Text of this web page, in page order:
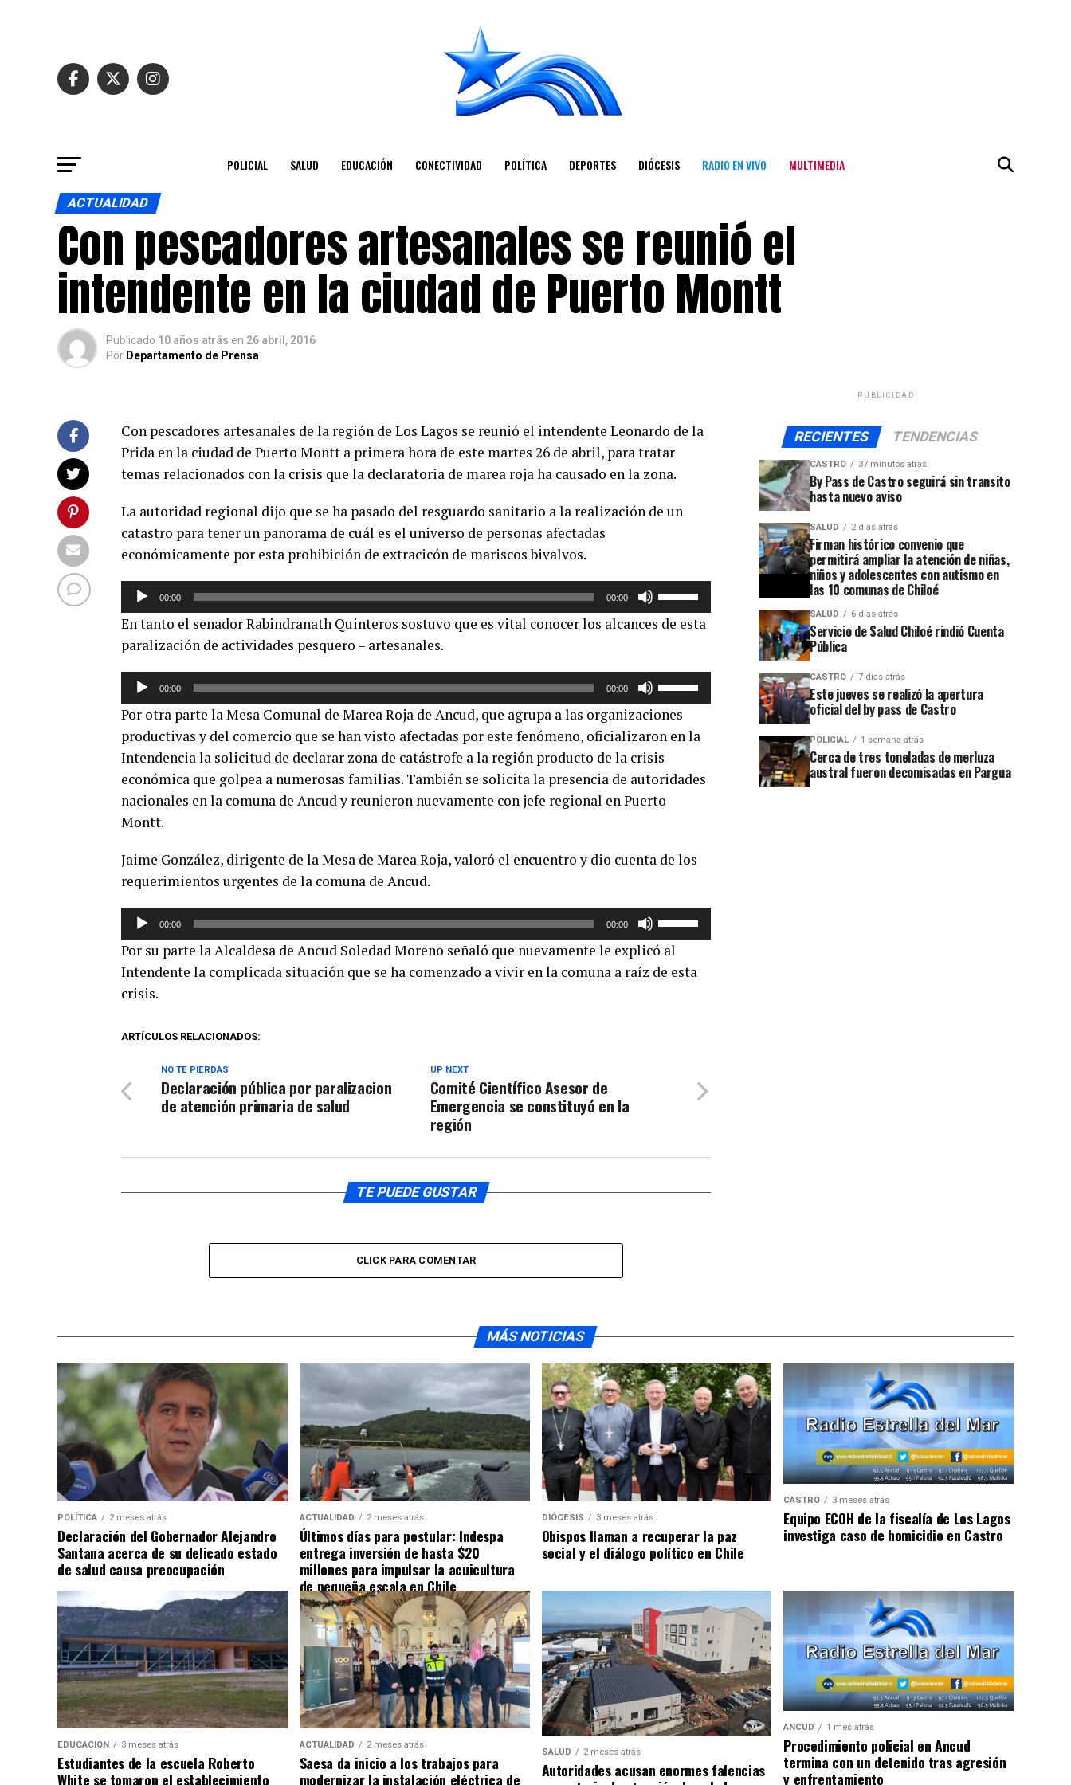
POLICIAL SALUD EDUCACIÓN CONECTIVIDAD POLÍTICA DEPORTES DIÓCESIS RADIO EN VIVO MULTIMEDIA
ACTUALIDAD
Con pescadores artesanales se reunió el
intendente en la ciudad de Puerto Montt
Publicado 10 años atrás en 26 abril, 2016
Por Departamento de Prensa
Con pescadores artesanales de la región de Los Lagos se reunió el intendente Leonardo de la
Prida en la ciudad de Puerto Montt a primera hora de este martes 26 de abril, para tratar
temas relacionados con la crisis que la declaratoria de marea roja ha causado en la zona.
La autoridad regional dijo que se ha pasado del resguardo sanitario a la realización de un
catastro para tener un panorama de cuál es el universo de personas afectadas
económicamente por esta prohibición de extracicón de mariscos bivalvos.
Reproductor
audio
00:00 00:00
teclas
arriba/abajo
para
aumentar
o
disminuir
el
volumen.
En tanto el senador Rabindranath Quinteros sostuvo que es vital conocer los alcances de esta
paralización de actividades pesquero – artesanales.
Reproductor
audio
00:00 00:00
teclas
de
flecha
arriba/abajo
disminuir
Por otra parte la Mesa Comunal de Marea Roja de Ancud, que agrupa a las organizaciones
productivas y del comercio que se han visto afectadas por este fenómeno, oficializaron en la
Intendencia la solicitud de declarar zona de catástrofe a la región producto de la crisis
económica que golpea a numerosas familias. También se solicita la presencia de autoridades
nacionales en la comuna de Ancud y reunieron nuevamente con jefe regional en Puerto
Montt.
Jaime González, dirigente de la Mesa de Marea Roja, valoró el encuentro y dio cuenta de los
requerimientos urgentes de la comuna de Ancud.
Reproductor
audio
00:00 00:00
teclas
de
disminuir
Por su parte la Alcaldesa de Ancud Soledad Moreno señaló que nuevamente le explicó al
Intendente la complicada situación que se ha comenzado a vivir en la comuna a raíz de esta
crisis.
ARTÍCULOS RELACIONADOS:
UP NEXT
Comité Científico Asesor de
Emergencia se constituyó en la
región
NO TE PIERDAS
Declaración pública por paralizacion
de atención primaria de salud
TE PUEDE GUSTAR
CLICK PARA COMENTAR
PUBLICIDAD
RECIENTES TENDENCIAS
CASTRO 37 minutos atrás
By Pass de Castro seguirá sin transito
hasta nuevo aviso
SALUD 2 días atrás
Firman histórico convenio que
permitirá ampliar la atención de niñas,
niños y adolescentes con autismo en
las 10 comunas de Chiloé
SALUD 6 días atrás
Servicio de Salud Chiloé rindió Cuenta
Pública
CASTRO 7 días atrás
Este jueves se realizó la apertura
oficial del by pass de Castro
POLICIAL 1 semana atrás
Cerca de tres toneladas de merluza
austral fueron decomisadas en Pargua
MÁS NOTICIAS
POLÍTICA 2 meses atrás
Declaración del Gobernador Alejandro
Santana acerca de su delicado estado
de salud causa preocupación
ACTUALIDAD 2 meses atrás
Últimos días para postular: Indespa
entrega inversión de hasta $20
millones para impulsar la acuicultura
de pequeña escala en Chile
DIÓCESIS 3 meses atrás
Obispos llaman a recuperar la paz
social y el diálogo político en Chile
CASTRO 3 meses atrás
Equipo ECOH de la fiscalía de Los Lagos
investiga caso de homicidio en Castro
EDUCACIÓN 3 meses atrás
Estudiantes de la escuela Roberto
White se tomaron el establecimiento
ACTUALIDAD 2 meses atrás
Saesa da inicio a los trabajos para
modernizar la instalación eléctrica de
SALUD 2 meses atrás
Autoridades acusan enormes falencias
ANCUD 1 mes atrás
Procedimiento policial en Ancud
termina con un detenido tras agresión
y enfrentamiento